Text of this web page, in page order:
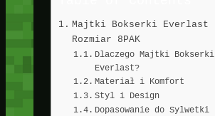
Majtki Bokserki Everlast
Rozmiar 8PAK
Dlaczego Majtki Bokserki
Everlast?
Materiał i Komfort
Styl i Design
Dopasowanie do Sylwetki